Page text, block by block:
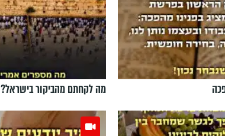
מה לקחתם מהביקור בישראל?